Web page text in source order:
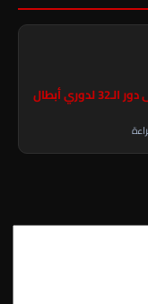
3 أندية فقط تتأهل مباشرة إلى دور الـ32 لدوري أبطال